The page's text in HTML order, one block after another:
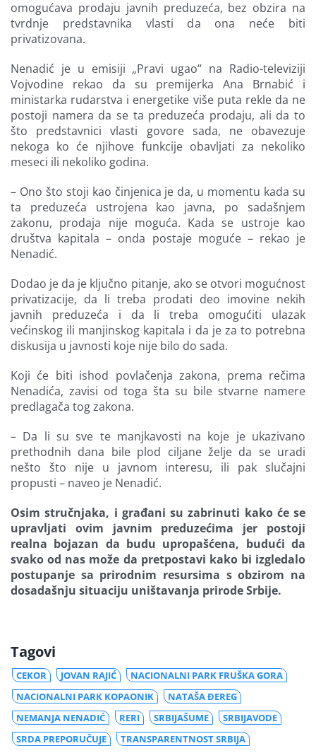
omogućava prodaju javnih preduzeća, bez obzira na
tvrdnje predstavnika vlasti da ona neće biti
privatizovana.
Nenadić je u emisiji „Pravi ugao“ na Radio-televiziji
Vojvodine rekao da su premijerka Ana Brnabić i
ministarka rudarstva i energetike više puta rekle da ne
postoji namera da se ta preduzeća prodaju, ali da to
što predstavnici vlasti govore sada, ne obavezuje
nekoga ko će njihove funkcije obavljati za nekoliko
meseci ili nekoliko godina.
– Ono što stoji kao činjenica je da, u momentu kada su
ta preduzeća ustrojena kao javna, po sadašnjem
zakonu, prodaja nije moguća. Kada se ustroje kao
društva kapitala – onda postaje moguće – rekao je
Nenadić.
Dodao je da je ključno pitanje, ako se otvori mogućnost
privatizacije, da li treba prodati deo imovine nekih
javnih preduzeća i da li treba omogućiti ulazak
većinskog ili manjinskog kapitala i da je za to potrebna
diskusija u javnosti koje nije bilo do sada.
Koji će biti ishod povlačenja zakona, prema rečima
Nenadića, zavisi od toga šta su bile stvarne namere
predlagača tog zakona.
– Da li su sve te manjkavosti na koje je ukazivano
prethodnih dana bile plod ciljane želje da se uradi
nešto što nije u javnom interesu, ili pak slučajni
propusti – naveo je Nenadić.
Osim stručnjaka, i građani su zabrinuti kako će se
upravljati ovim javnim preduzećima jer postoji
realna bojazan da budu upropašćena, budući da
svako od nas može da pretpostavi kako bi izgledalo
postupanje sa prirodnim resursima s obzirom na
dosadašnju situaciju uništavanja prirode Srbije.
Tagovi
CEKOR JOVAN RAJIĆ
NACIONALNI PARK FRUŠKA GORA
NACIONALNI PARK KOPAONIK
NATAŠA ĐEREG
NEMANJA NENADIĆ
RERI SRBIJAŠUME
SRBIJAVODE
SRDA PREPORUČUJE
TRANSPARENTNOST SRBIJA